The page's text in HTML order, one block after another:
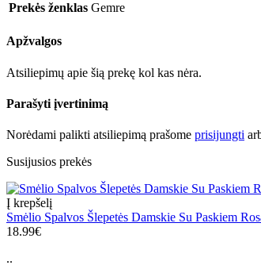
Prekės ženklas Gemre
Apžvalgos
Atsiliepimų apie šią prekę kol kas nėra.
Parašyti įvertinimą
Norėdami palikti atsiliepimą prašome prisijungti
Susijusios prekės
Į krepšelį
Smėlio Spalvos Šlepetės Damskie Su Paskiem
18.99€
..